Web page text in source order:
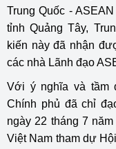
Trung Quốc -
tỉnh Quảng Tây,
kiến này đã nhận
các nhà Lãnh đạo
Với ý nghĩa và tầm
Chính phủ đã chỉ
ngày 22 tháng 7
Việt Nam tham dự